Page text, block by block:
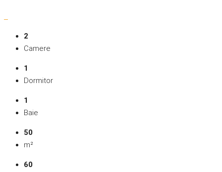
2
Camere
1
Dormitor
1
Baie
50
m²
60